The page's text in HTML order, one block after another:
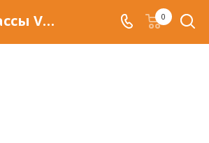
Темпокассы Valberg в Самаре, купить темпокассы со скидкой, по низкой цене, доставка 0